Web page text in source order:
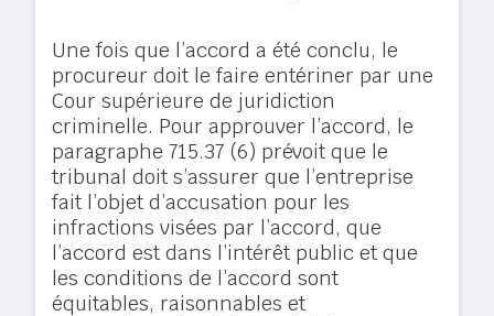
Une fois que l’accord a été conclu, le
procureur doit le faire entériner par une
Cour supérieure de juridiction
criminelle. Pour approuver l’accord, le
paragraphe 715.37 (6) prévoit que le
tribunal doit s’assurer que l’entreprise
fait l’objet d’accusation pour les
infractions visées par l’accord, que
l’accord est dans l’intérêt public et que
les conditions de l’accord sont
équitables, raisonnables et